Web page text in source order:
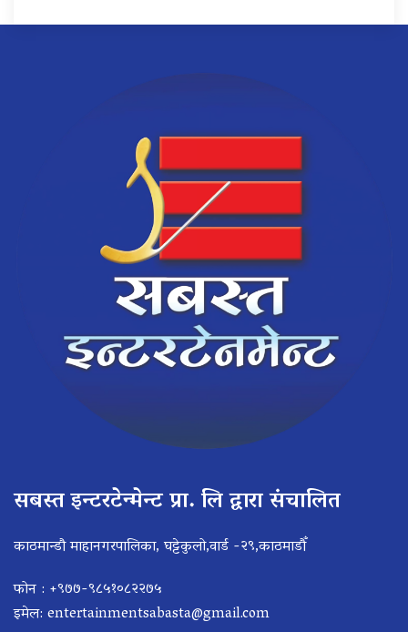
सबस्त इन्टरटेन्मेन्ट प्रा. लि द्वारा संचालित
काठमान्डौ माहानगरपालिका, घट्टेकुलो,वार्ड -२९,काठमाडौँ
फोन : +९७७-९८५१०८२२७५
इमेल: entertainmentsabasta@gmail.com